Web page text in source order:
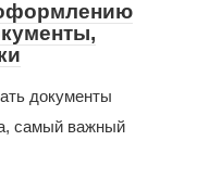
оформлению
документы
самый важный